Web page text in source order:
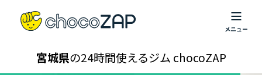
宮城県の24時間使えるジム chocoZAP